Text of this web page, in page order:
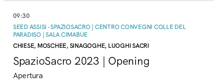
09:30
SEED ASSISI - SPAZIOSACRO | CENTRO CONVEGNI COLLE DEL
PARADISO | SALA CIMABUE
CHIESE, MOSCHEE, SINAGOGHE, LUOGHI SACRI
SpazioSacro 2023 | Opening
Apertura